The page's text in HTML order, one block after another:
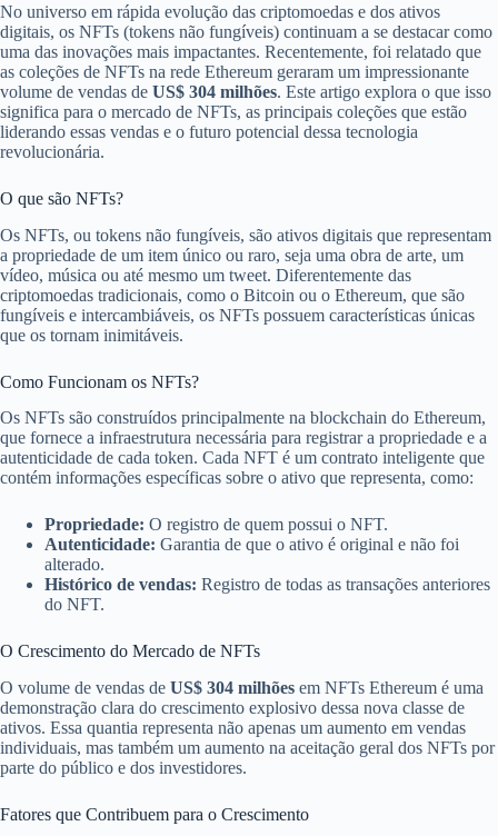
No universo em rápida evolução das criptomoedas e dos ativos
digitais, os NFTs (tokens não fungíveis) continuam a se destacar como
uma das inovações mais impactantes. Recentemente, foi relatado que
as coleções de NFTs na rede Ethereum geraram um impressionante
volume de vendas de US$ 304 milhões. Este artigo explora o que isso
significa para o mercado de NFTs, as principais coleções que estão
liderando essas vendas e o futuro potencial dessa tecnologia
revolucionária.
O que são NFTs?
Os NFTs, ou tokens não fungíveis, são ativos digitais que representam
a propriedade de um item único ou raro, seja uma obra de arte, um
vídeo, música ou até mesmo um tweet. Diferentemente das
criptomoedas tradicionais, como o Bitcoin ou o Ethereum, que são
fungíveis e intercambiáveis, os NFTs possuem características únicas
que os tornam inimitáveis.
Como Funcionam os NFTs?
Os NFTs são construídos principalmente na blockchain do Ethereum,
que fornece a infraestrutura necessária para registrar a propriedade e a
autenticidade de cada token. Cada NFT é um contrato inteligente que
contém informações específicas sobre o ativo que representa, como:
Propriedade: O registro de quem possui o NFT.
Autenticidade: Garantia de que o ativo é original e não foi
alterado.
Histórico de vendas: Registro de todas as transações anteriores
do NFT.
O Crescimento do Mercado de NFTs
O volume de vendas de US$ 304 milhões em NFTs Ethereum é uma
demonstração clara do crescimento explosivo dessa nova classe de
ativos. Essa quantia representa não apenas um aumento em vendas
individuais, mas também um aumento na aceitação geral dos NFTs por
parte do público e dos investidores.
Fatores que Contribuem para o Crescimento